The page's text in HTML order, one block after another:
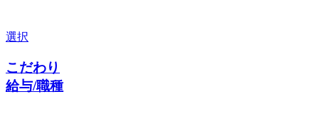
選択
こだわり
給与/職種